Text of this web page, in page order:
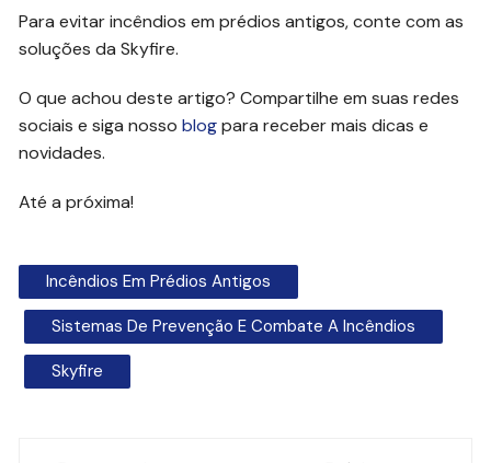
Para evitar incêndios em prédios antigos, conte com as
soluções da Skyfire.
O que achou deste artigo? Compartilhe em suas redes
sociais e siga nossoblog para receber mais dicas e
novidades.
Até a próxima!
Incêndios Em Prédios Antigos
Sistemas De Prevenção E Combate A Incêndios
Skyfire